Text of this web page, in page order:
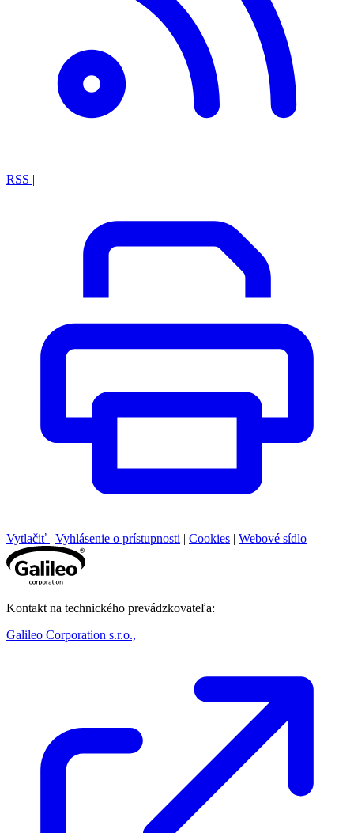
RSS |
Vytlačiť | Vyhlásenie o prístupnosti | Cookies | Webové sídlo
Kontakt na technického prevádzkovateľa:
Galileo Corporation s.r.o.,